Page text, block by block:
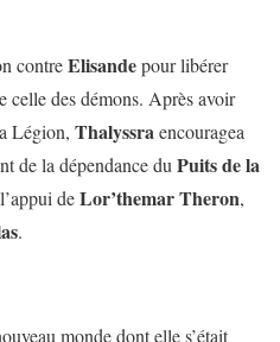
contreElisandepour libérer
celle des démons. Après avoir
Légion, Thalyssraencouragea
de la dépendance du Puits de la
deLor’themar Theron,
.
monde dont elle s’était